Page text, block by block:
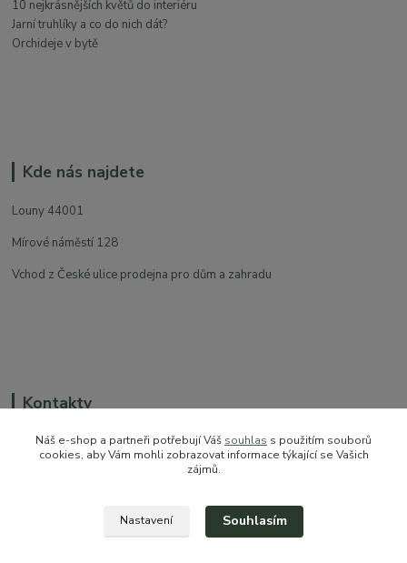
10 nejkrásnějších květů do interiéru
Jarní truhlíky a co do nich dát?
Orchideje v bytě
Kde nás najdete
Louny 44001
Mírové náměstí 128
Vchod z České ulice prodejna pro dům a zahradu
Kontakty
sales@prokytky.cz
Náš e-shop a partneři potřebují Váš souhlas s použitím souborů
cookies, aby Vám mohli zobrazovat informace týkající se Vašich
zájmů.
Nastavení Souhlasím